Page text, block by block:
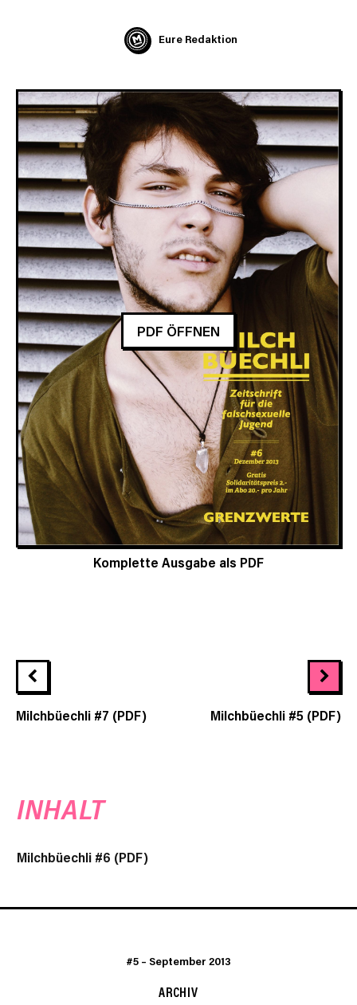
Eure Redaktion
PDF ÖFFNEN
Komplette Ausgabe als PDF
Milchbüechli #7 (PDF) Milchbüechli #5 (PDF)
INHALT
Milchbüechli #6 (PDF)
#5 – September 2013
ARCHIV